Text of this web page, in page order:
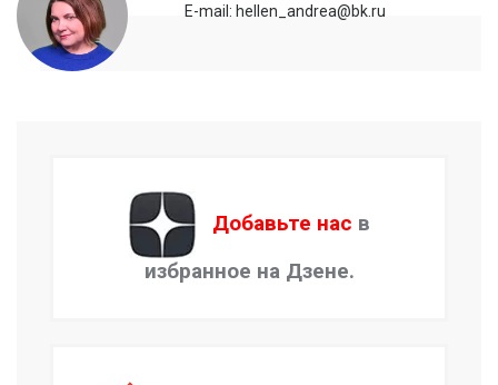
E-mail: hellen_andrea@bk.ru
Добавьте нас в
избранное на Дзене.